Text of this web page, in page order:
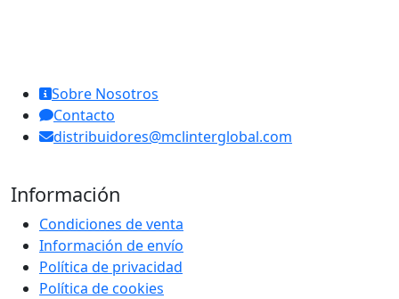
Sobre Nosotros
Contacto
distribuidores@mclinterglobal.com
Información
Condiciones de venta
Información de envío
Política de privacidad
Política de cookies